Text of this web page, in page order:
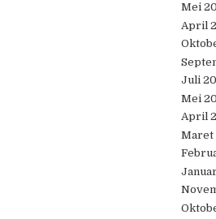
Mei
April
Juli
Mei
April
Maret